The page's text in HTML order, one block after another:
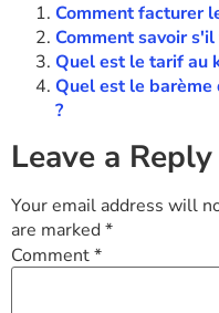
Comment facturer
Comment savoir
Quel est le tarif au
Quel est le
?
Leave a Reply
Your email address will
are marked *
Comment*